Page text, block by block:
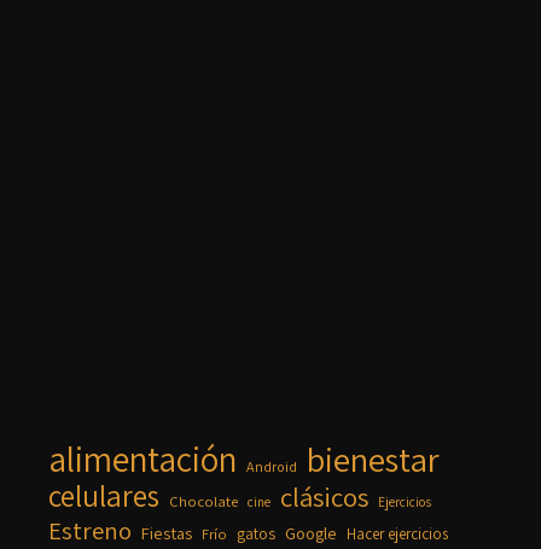
alimentación Android bienestar
celulares Chocolate cine clásicos Ejercicios
Estreno Fiestas Frío gatos Google Hacer ejercicios